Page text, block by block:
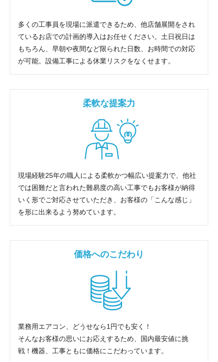
多くの工事員を現場に派遣できるため、他店舗展開をされ
ているお店での計画的導入はお任せください。土日祝日は
もちろん、早朝や夜間など限られた日数、お時間での対応
が可能。設備工事による休業リスクをなくせます。
柔軟な提案力
現場経験25年の職人による柔軟かつ幅広い提案力で、他社
では困難だと言われた難易度の高い工事でもお客様が納得
いく形でご対応させていただき、お客様の「こんな感じ」
を形に出来るよう努めています。
価格へのこだわり
業務用エアコン、どうせなら1円でも安く！
そんなお客様の思いにお応えするため、国内最安値に挑
戦！機器、工事ともに価格にこだわっています。